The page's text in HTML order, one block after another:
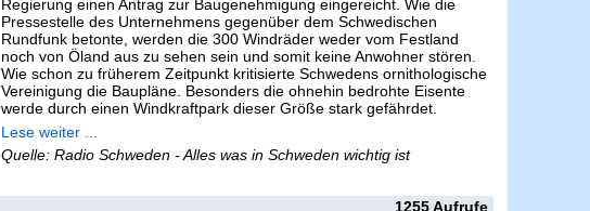
Regierung einen Antrag zur Baugenehmigung eingereicht. Wie die
Pressestelle des Unternehmens gegenüber dem Schwedischen
Rundfunk betonte, werden die 300 Windräder weder vom Festland
noch von Öland aus zu sehen sein und somit keine Anwohner stören.
Wie schon zu früherem Zeitpunkt kritisierte Schwedens ornithologische
Vereinigung die Baupläne. Besonders die ohnehin bedrohte Eisente
werde durch einen Windkraftpark dieser Größe stark gefährdet.
Lese weiter ...
Quelle: Radio Schweden - Alles was in Schweden wichtig ist
1255 Aufrufe